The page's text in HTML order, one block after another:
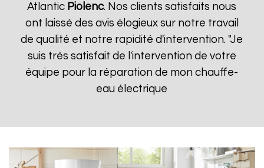
Atlantic Piolenc. Nos clients satisfaits nous
ont laissé des avis élogieux sur notre travail
de qualité et notre rapidité d'intervention. "Je
suis très satisfait de l'intervention de votre
équipe pour la réparation de mon chauffe-
eau électrique